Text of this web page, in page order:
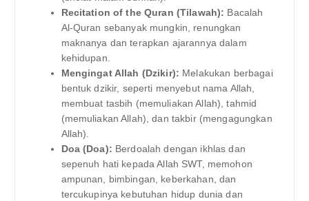
Recitation of the Quran (Tilawah): Bacalah
Al-Quran sebanyak mungkin, renungkan
maknanya dan terapkan ajarannya dalam
kehidupan.
Mengingat Allah (Dzikir): Melakukan berbagai
bentuk dzikir, seperti menyebut nama Allah,
membuat tasbih (memuliakan Allah), tahmid
(memuliakan Allah), dan takbir (mengagungkan
Allah).
Doa (Doa): Berdoalah dengan ikhlas dan
sepenuh hati kepada Allah SWT, memohon
ampunan, bimbingan, keberkahan, dan
tercukupinya kebutuhan hidup dunia dan